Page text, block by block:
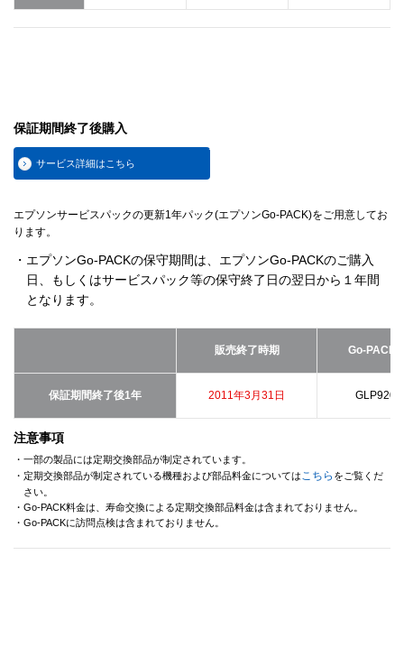
保証期間終了後購入
サービス詳細はこちら
エプソンサービスパックの更新1年パック(エプソンGo-PACK)をご用意してお
ります。
・エプソンGo-PACKの保守期間は、エプソンGo-PACKのご購入
日、もしくはサービスパック等の保守終了日の翌日から１年間
となります。
販売終了時期 Go-PACK
保証期間終了後1年 2011年3月31日
注意事項
・一部の製品には定期交換部品が制定されています。
・定期交換部品が制定されている機種および部品料金についてはこちら をご覧くだ
さい。
・Go-PACK料金は、寿命交換による定期交換部品料金は含まれておりません。
・Go-PACKに訪問点検は含まれておりません。